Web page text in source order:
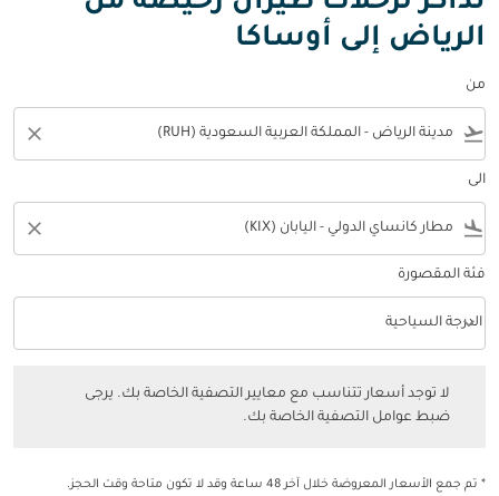
الرياض إلى أوساكا
من
flight_takeoff
close
الى
flight_land
close
فئة المقصورة
فئة المقصورة option الدرجة السياحية Selected
الدرجة السياحية
keyboard_arrow_down
لا توجد أسعار تتناسب مع معايير التصفية الخاصة بك. يرجى
ضبط عوامل التصفية الخاصة بك.
* تم جمع الأسعار المعروضة خلال آخر 48 ساعة وقد لا تكون متاحة وقت الحجز.